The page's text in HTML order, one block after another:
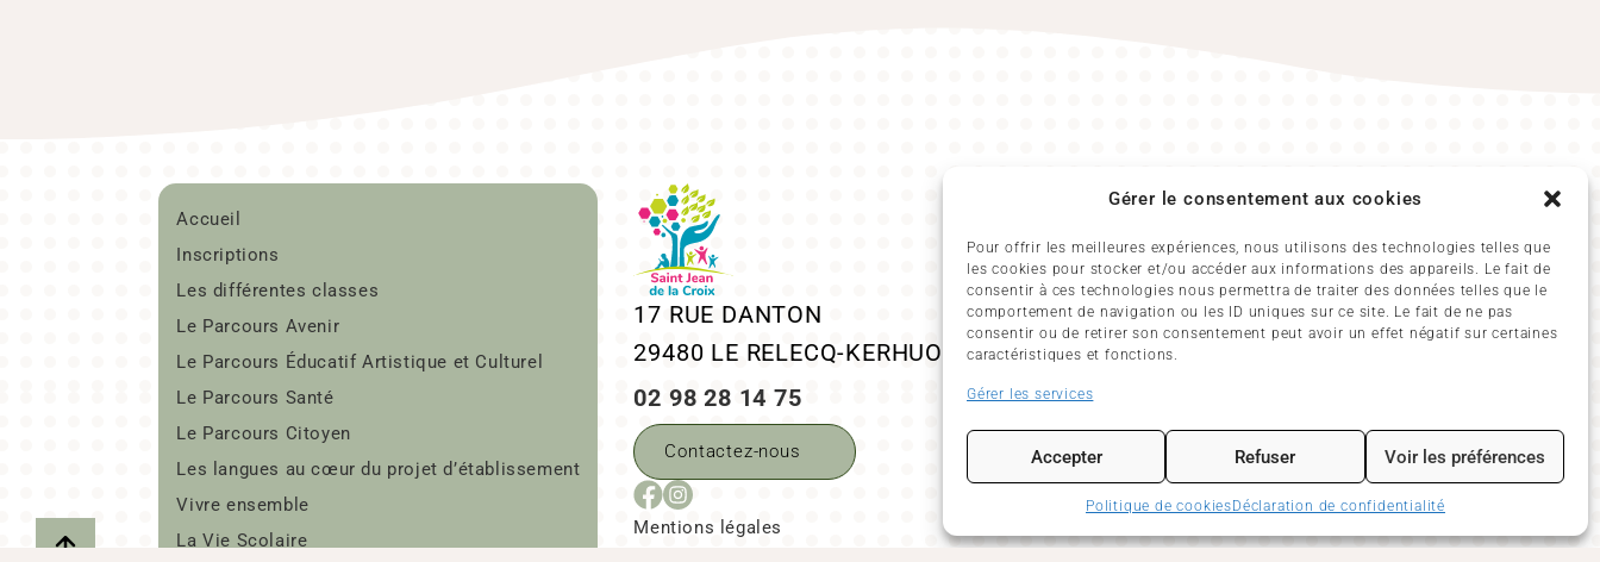
Gérer le consentement aux cookies
Pour offrir les meilleures expériences, nous utilisons des technologies telles que
les cookies pour stocker et/ou accéder aux informations des appareils. Le fait de
consentir à ces technologies nous permettra de traiter des données telles que le
comportement de navigation ou les ID uniques sur ce site. Le fait de ne pas
consentir ou de retirer son consentement peut avoir un effet négatif sur certaines
caractéristiques et fonctions.
Gérer les services
Accepter Refuser Voir les préférences
Politique de cookiesDéclaration de confidentialité
Accueil
Inscriptions
Les différentes classes
Le Parcours Avenir
Le Parcours Éducatif Artistique et Culturel
Le Parcours Santé
Le Parcours Citoyen
Les langues au cœur du projet d’établissement
Vivre ensemble
La Vie Scolaire
17 RUE DANTON
29480 LE RELECQ-KERHUON
02 98 28 14 75
Contactez-nous
Mentions légales
Mardi
Mercredi
Jeudi
Vendredi
Dimanche
07h45 – 11h45 et 13h20 – 17h30
07h45 – 11h45 et 13h20 – 17h30
07h45 – 11h45
07h45 – 11h45 et 13h20 – 17h30
Fermé
Fermé